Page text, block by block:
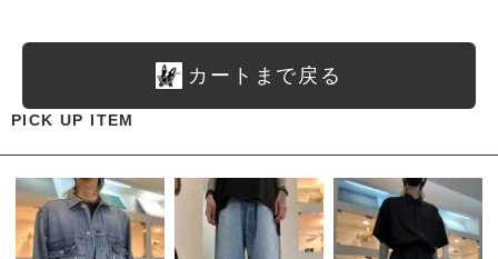
カートまで戻る
PICK UP ITEM